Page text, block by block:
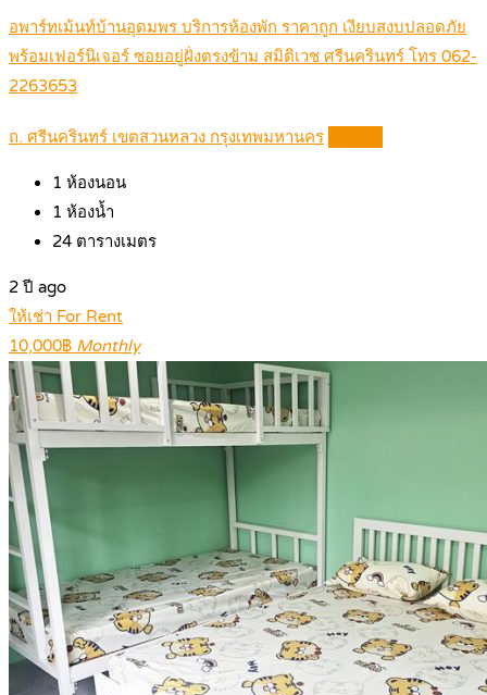
อพาร์ทเม้นท์บ้านอุดมพร บริการห้องพัก ราคาถูก เงียบสงบปลอดภัย
พร้อมเฟอร์นิเจอร์ ซอยอยู่ฝั่งตรงข้าม สมิติเวช ศรีนครินทร์ โทร 062-
2263653
ถ. ศรีนครินทร์ เขตสวนหลวง กรุงเทพมหานคร
1 ห้องนอน
1 ห้องน้ำ
24 ตารางเมตร
2 ปี ago
ให้เช่า For Rent
10,000฿ Monthly